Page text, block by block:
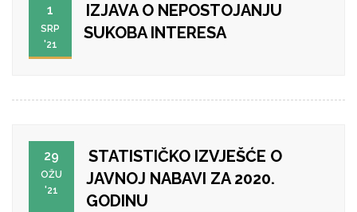
1
SRP
'21
IZJAVA O NEPOSTOJANJU
SUKOBA INTERESA
29
OŽU
'21
STATISTIČKO IZVJEŠĆE O
JAVNOJ NABAVI ZA 2020.
GODINU